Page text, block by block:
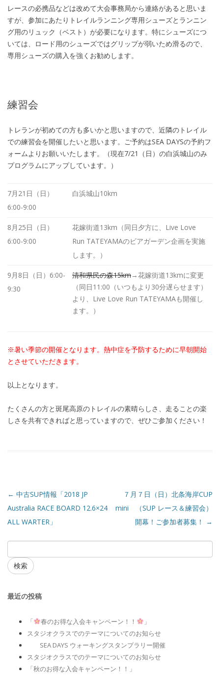
レースの必携品などは改めて大会事務局から連絡があると思いま
すが、参加にあたりトレイルランニング専用シューズとランニン
グ用のリュック（ベスト）が必要になります。特にシューズにつ
いては、ロード用のシューズではグリップが弱いため滑るので、
専用シューズの購入を強くお勧めします。
練習会
トレランが初めての方も多いかと思いますので、近隣のトレイル
での練習会を開催したいと思います。ご予約はSEA DAYSの予約フ
ォームよりお願いいたします。（現在7/21（日）の白浜城山のみ
プログラムにアップしています。）
7月21日（日）
6:00-9:00
白浜城山10km
8月25日（日）
6:00-9:00
花嫁街道13km（同日夕方に、Live Love
Run TATEYAMAのビアガーデン企画を実施
します。）
9月8日（日）6:00-
9:30
清和県民の森15km→花嫁街道13kmに変更
（同日11:00（いつもより30分遅らせます）
より、Live Love Run TATEYAMAも開催し
ます。）
※暑い季節の開催となります。熱中症を予防するために早朝開始
とさせていただきます。
以上となります。
たくさんの方と斑尾高原のトレイルの素晴らしさ、走ることの楽
しさを共有できればと思っていますので、ぜひご参加ください！
← 中古SUP情報「2018 JP
Australia RACE BOARD 12.6×24
ALL WARTER」
７月７日（日）北条海岸CUP
mini （SUP レース＆練習会）
開幕！ご参加者募集！
→
検索
最近の投稿
「 春のお得な入会キャンペーン！！
」
スタジオクラスでのテーマについてのお知らせ
SEA DAYS ウォーキングスタンプラリー開催
スタジオクラスでのテーマについてのお知らせ
「秋のお得な入会キャンペーン！！」